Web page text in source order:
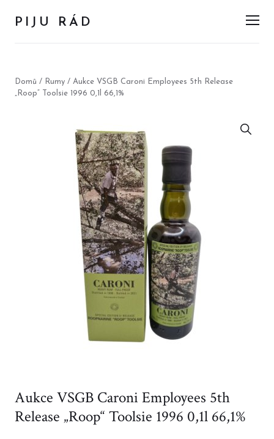
PIJU RÁD
Domů / Rumy / Aukce VSGB Caroni Employees 5th Release
„Roop“ Toolsie 1996 0,1l 66,1%
Aukce VSGB Caroni Employees 5th
Release „Roop“ Toolsie 1996 0,1l 66,1%